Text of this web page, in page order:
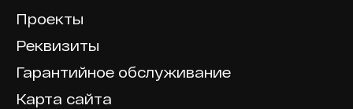
Проекты
Реквизиты
Гарантийное обслуживание
Карта сайта